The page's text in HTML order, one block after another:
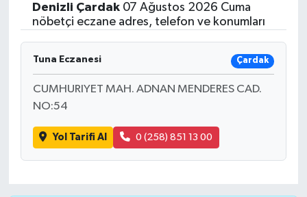
Denizli Çardak07 Ağustos 2026 Cuma
nöbetçi eczane adres, telefon ve konumları
Tuna Eczanesi Çardak
CUMHURIYET MAH. ADNAN MENDERES CAD.
NO:54
Yol Tarifi Al 0 (258) 851 13 00
Gazipaşa